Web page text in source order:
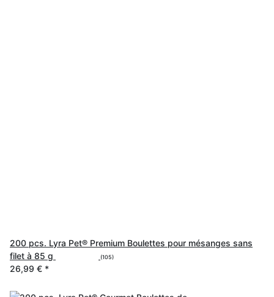
200 pcs. Lyra Pet® Premium Boulettes pour mésanges sans
filet à 85 g
(105)
26,99 € *